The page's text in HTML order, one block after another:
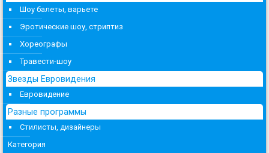
Шоу балеты, варьете
Эротические шоу, стриптиз
Хореографы
Травести-шоу
Звезды Евровидения
Евровидение
Разные программы
Стилисты, дизайнеры
Категория